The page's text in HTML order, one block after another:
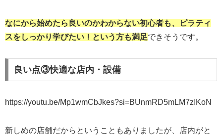
なにから始めたら良いのかわからない初心者も、ピラティ
スをしっかり学びたい！という方も満足できそうです。
良い点③快適な店内・設備
https://youtu.be/Mp1wmCbJkes?si=BUnmRD5mLM7zIKoN
新しめの店舗だからということもありましたが、店内がと